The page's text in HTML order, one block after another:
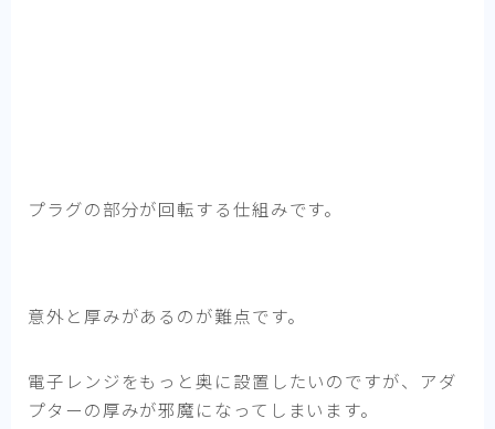
プラグの部分が回転する仕組みです。
意外と厚みがあるのが難点です。
電子レンジをもっと奥に設置したいのですが、アダ
プターの厚みが邪魔になってしまいます。